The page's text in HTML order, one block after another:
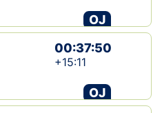
OJ
00:37:50
+15:11
OJ